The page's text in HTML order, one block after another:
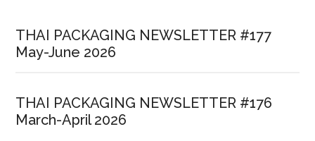
THAI PACKAGING NEWSLETTER #177
May-June 2026
THAI PACKAGING NEWSLETTER #176
March-April 2026